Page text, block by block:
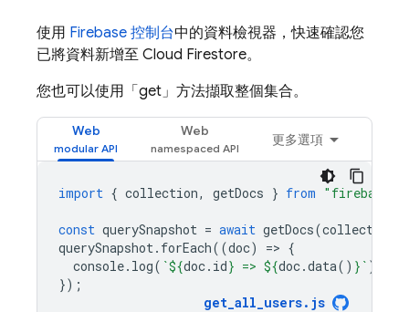
使用 Firebase 控制台中的資料檢視器，快速確認您
已將資料新增至 Cloud Firestore。
您也可以使用「get」方法擷取整個集合。
Web Web
更多選項
import { collection, getDocs } from "firebase/
const querySnapshot = await getDocs(collection
querySnapshot. forEach((doc) => {
console. log( `${doc. id} => ${doc.data() } ` );
});
get_all_users. js